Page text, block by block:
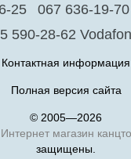
25
067 636-19-70
590-28-62
Контактная информация
Полная версия сайта
© 2005—2026
Интернет магазин
защищены.